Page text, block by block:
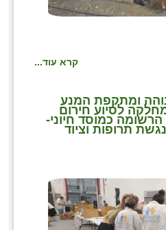
קרא עוד...
ומתקפת המנע
לסיוע חירום
כמוסד חיוני-
תרופות וציוד